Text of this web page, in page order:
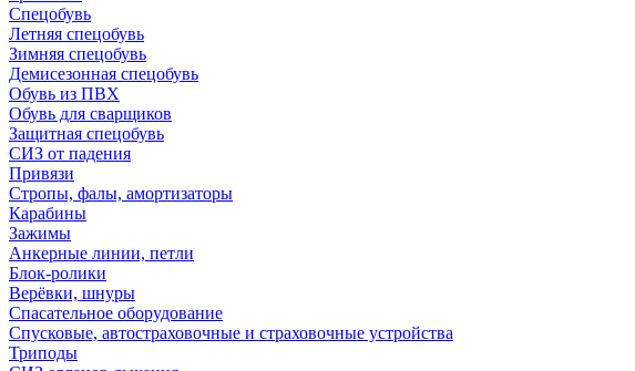
Спецобувь
Летняя спецобувь
Зимняя спецобувь
Демисезонная спецобувь
Обувь из ПВХ
Обувь для сварщиков
Защитная спецобувь
СИЗ от падения
Привязи
Стропы, фалы, амортизаторы
Карабины
Зажимы
Анкерные линии, петли
Блок-ролики
Верёвки, шнуры
Спасательное оборудование
Спусковые, автостраховочные и страховочные устройства
Триподы